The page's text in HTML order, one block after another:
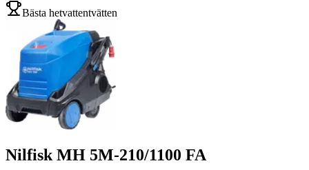
Bästa hetvattentvätten
Nilfisk MH 5M-210/1100 FA